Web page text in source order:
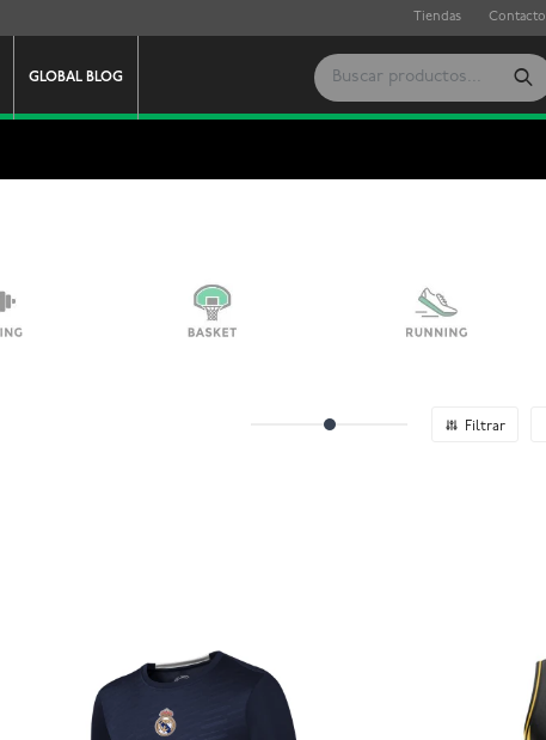
GLOBAL BLOG
Tiendas Contacto